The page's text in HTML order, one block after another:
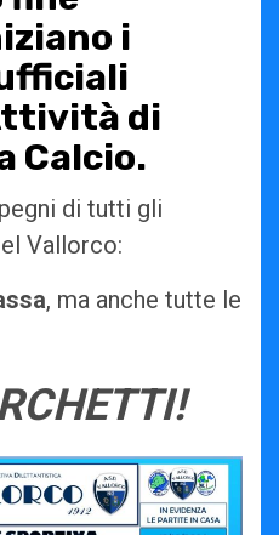
i
di
Calcio.
di tutti gli
Vallorco:
, ma anche tutte le